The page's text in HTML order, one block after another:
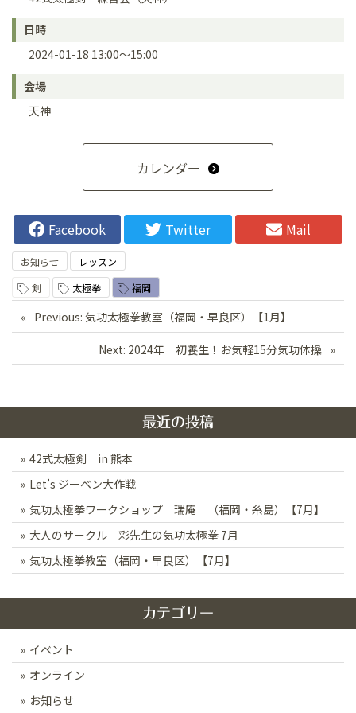
日時
2024-01-18 13:00～15:00
会場
天神
カレンダー
Facebook Twitter Mail
お知らせ
レッスン
剣
太極拳 福岡
投
稿
ナ
ゲ
ー
シ
ョ
ン
Previous: 気功太極拳教室（福岡・早良区）【1月】
Next: 2024年 初養生！お気軽15分気功体操
最近の投稿
42式太極剣 in 熊本
Let’s ジーベン大作戦
気功太極拳ワークショップ 瑞庵 （福岡・糸島）【7月】
大人のサークル 彩先生の気功太極拳 7月
気功太極拳教室（福岡・早良区）【7月】
カテゴリー
イベント
オンライン
お知らせ